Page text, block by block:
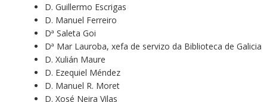
D. Guillermo Escrigas
D. Manuel Ferreiro
Dª Saleta Goi
Dª Mar Lauroba, xefa de servizo da Biblioteca de Galicia
D. Xulián Maure
D. Ezequiel Méndez
D. Manuel R. Moret
D. Xosé Neira Vilas